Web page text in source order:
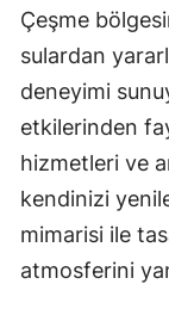
Çeşme
sulardan
deneyimi
etkilerinden
hizmetleri ve
kendinizi
mimarisi ile
atmosferini